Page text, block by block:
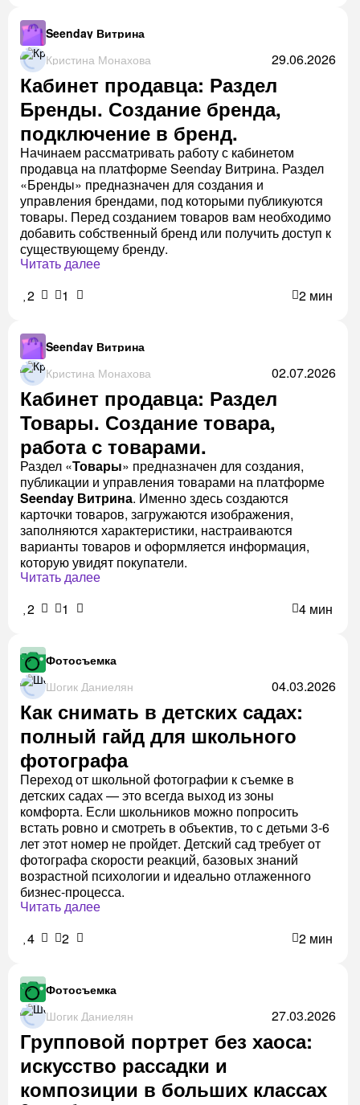
Seenday Витрина
Кристина Монахова
29.06.2026
Кабинет продавца: Раздел
Бренды. Создание бренда,
подключение в бренд.
Начинаем рассматривать работу с кабинетом
продавца на платформе Seenday Витрина. Раздел
«Бренды» предназначен для создания и
управления брендами, под которыми публикуются
товары. Перед созданием товаров вам необходимо
добавить собственный бренд или получить доступ к
существующему бренду.
Читать далее
2
1 2 мин
Seenday Витрина
Кристина Монахова
02.07.2026
Кабинет продавца: Раздел
Товары. Создание товара,
работа с товарами.
Раздел «Товары» предназначен для создания,
публикации и управления товарами на платформе
Seenday Витрина. Именно здесь создаются
карточки товаров, загружаются изображения,
заполняются характеристики, настраиваются
варианты товаров и оформляется информация,
которую увидят покупатели.
Читать далее
2
1 4 мин
Фотосъемка
Шогик Даниелян
04.03.2026
Как снимать в детских садах:
полный гайд для школьного
фотографа
Переход от школьной фотографии к съемке в
детских садах — это всегда выход из зоны
комфорта. Если школьников можно попросить
встать ровно и смотреть в объектив, то с детьми 3-6
лет этот номер не пройдет. Детский сад требует от
фотографа скорости реакций, базовых знаний
возрастной психологии и идеально отлаженного
бизнес-процесса.
Читать далее
4
2 2 мин
Фотосъемка
Шогик Даниелян
27.03.2026
Групповой портрет без хаоса:
искусство рассадки и
композиции в больших классах